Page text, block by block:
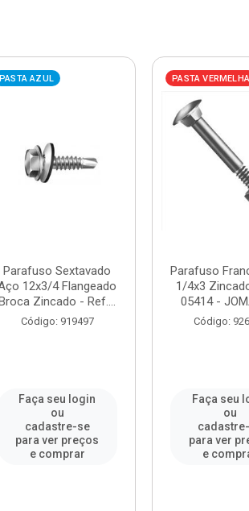
PASTA AZUL
Parafuso Sextavado
12x3/4 Flangeado
Zincado - Ref....
Código: 919497
Faça seu login
ou
cadastre-se
para ver preços
e comprar
PASTA VERMELHA
Parafuso
1/4x3
05414 -
Código:
Faça seu
ou
para ver
e